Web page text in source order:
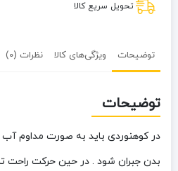
تحویل سریع کالا
توضیحات ویژگی‌های کالا نظرات (0)
توضیحات
در کوهنوردی باید به صورت مداوم
بدن جبران شود . در حین حرکت راحت